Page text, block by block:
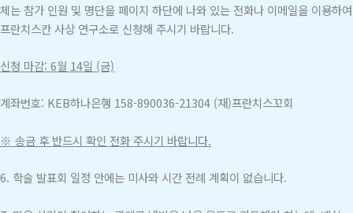
체는 참가 인원 및 명단을 페이지 하단에 나와 있는 전화나 이메일을 이용하여
프란치스칸 사상 연구소로 신청해 주시기 바랍니다.
신청 마감: 6월 14일 (금)
계좌번호: KEB하나은행 158-890036-21304 (재)프란치스꼬회
※ 송금 후 반드시 확인 전화 주시기 바랍니다.
6. 학술 발표회 일정 안에는 미사와 시간 전례 계획이 없습니다.